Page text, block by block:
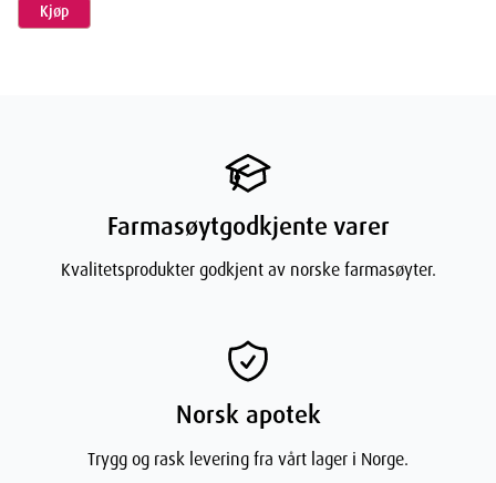
Kjøp
Farmasøytgodkjente varer
Kvalitetsprodukter godkjent av norske farmasøyter.
Norsk apotek
Trygg og rask levering fra vårt lager i Norge.